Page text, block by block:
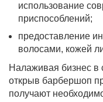
использование
приспособлений;
предоставление
волосами, кожей
Налаживая бизнес в
открыв барбершоп
получают